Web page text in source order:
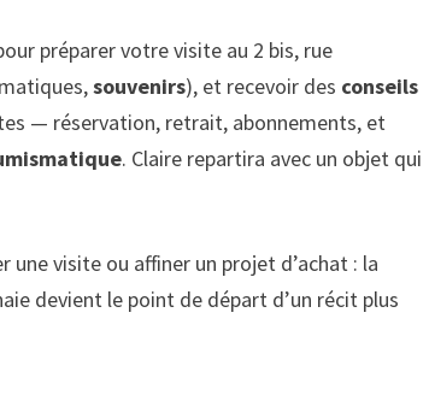
préparer votre visite au 2 bis, rue
souvenirs), et recevoir des conseils
— réservation, retrait, abonnements, et
. Claire repartira avec un objet qui
une visite ou affiner un projet d’achat : la
devient le point de départ d’un récit plus